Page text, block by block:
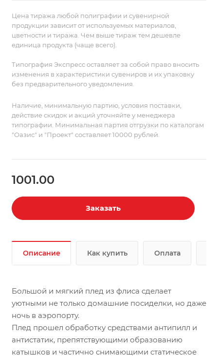
электричество.
Плед упакован в полиэтиленовый пакет с липким
краем.
Возможен разнотон в поставке.
Цена тиража любой полиграфии и сувенирной
продукции зависит от используемых материалов,
цветности и тиража. Чем выше тираж тем дешевле
единица продукта (чаще всего).
Типография Экспресс оставляет за собой право вносить
изменения в характеристики сувениров и их упаковку
без предварительного уведомления.
Наличие, минимальную партию, условия поставки,
действие скидок и акций уточняйте у менеджера
типографии. Минимальная партия отгрузки по каталогам
"Оазис" и "Проект" составляет 10000 рублей.
1001.00
Заказать
Описание Как купить Оплата
Большой и мягкий плед из флиса сделает
уютными не только домашние посиделки, но даже
ночь в аэропорту.
Плед прошел обработку средствами антипилл и
антистатик, препятствующими образованию
катышков и частично снимающими статическое